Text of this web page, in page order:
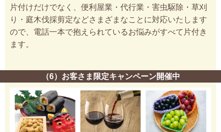
片付けだけでなく、便利屋業・代行業・害虫駆除・草刈
り・庭木伐採剪定などさまざまなことに対応いたします
ので、電話一本で抱えられているお悩みがすべて片付き
ます。
（6）お客さま限定キャンペーン開催中